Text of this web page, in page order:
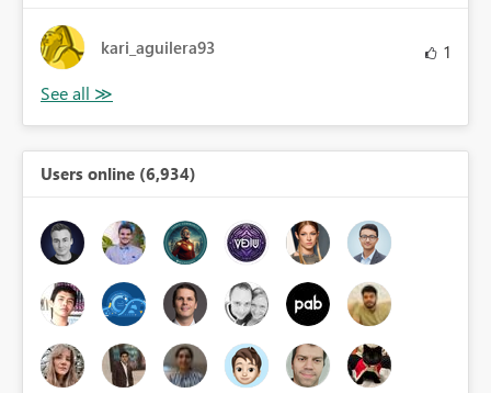
kari_aguilera93 1
Users online (6,934)